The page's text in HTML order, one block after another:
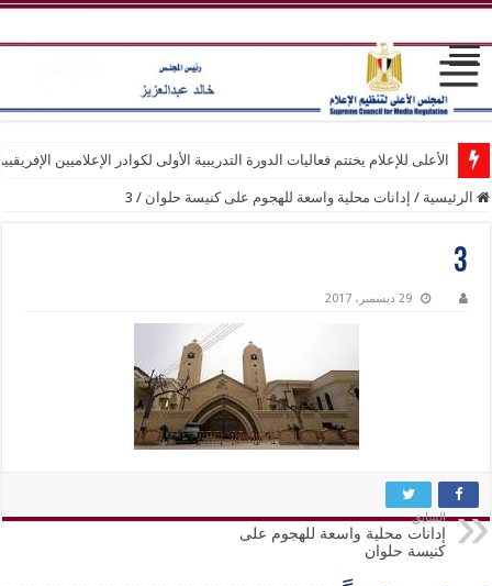
الأعلى للإعلام يختتم فعاليات الدورة التدريبية الأولى لكوادر الإعلاميين
الرئيسية / إدانات محلية واسعة للهجوم على كنيسة حلوان /
3
3
29 ديسمبر، 2017
السابق
إدانات محلية واسعة للهجوم على
كنيسة حلوان